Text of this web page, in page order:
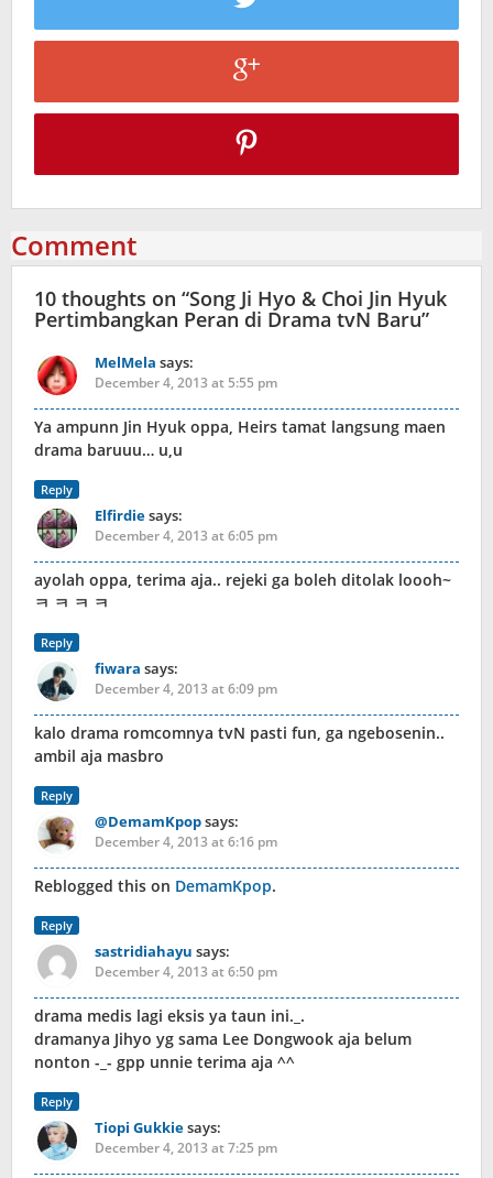
Comment
10 thoughts on “Song Ji Hyo & Choi Jin Hyuk
Pertimbangkan Peran di Drama tvN Baru”
MelMela says:
December 4, 2013 at 5:55 pm
Ya ampunn Jin Hyuk oppa, Heirs tamat langsung maen
drama baruuu… u,u
Reply
Elfirdiesays:
December 4, 2013 at 6:05 pm
ayolah oppa, terima aja.. rejeki ga boleh ditolak loooh~
ㅋ ㅋ ㅋ ㅋ
Reply
fiwara says:
December 4, 2013 at 6:09 pm
kalo drama romcomnya tvN pasti fun, ga ngebosenin..
ambil aja masbro
Reply
@DemamKpopsays:
December 4, 2013 at 6:16 pm
Reblogged this on DemamKpop.
Reply
sastridiahayu says:
December 4, 2013 at 6:50 pm
drama medis lagi eksis ya taun ini._.
dramanya Jihyo yg sama Lee Dongwook aja belum
nonton -_- gpp unnie terima aja ^^
Reply
Tiopi Gukkiesays:
December 4, 2013 at 7:25 pm